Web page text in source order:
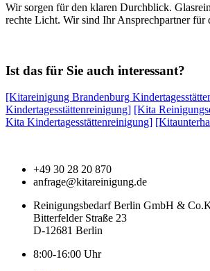
Wir sorgen für den klaren Durchblick.
rechte Licht. Wir sind Ihr Ansprechpartner
Ist das für Sie auch interessant?
[Kitareinigung Brandenburg
Kindertagesstättenreinigung] [Kita
Kita Kindertagesstättenreinigung]
+49 30 28 20 870
anfrage@kitareinigung.de
Reinigungsbedarf Berlin GmbH &
Bitterfelder Straße 23
D-12681 Berlin
8:00-16:00 Uhr